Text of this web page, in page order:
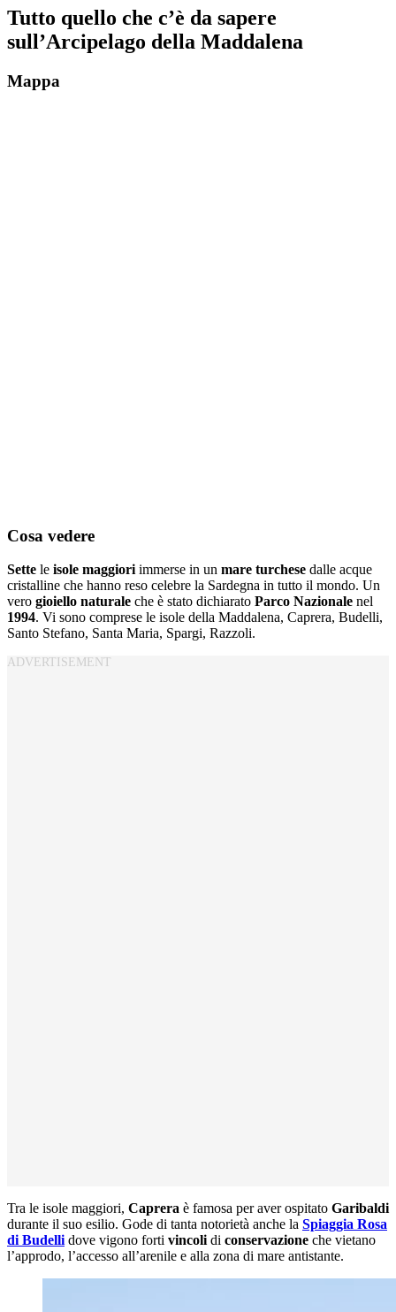
Tutto quello che c’è da sapere
sull’Arcipelago della Maddalena
Mappa
Cosa vedere
Sette le isole maggioriimmerse in un mare turchese dalle acque
cristalline che hanno reso celebre la Sardegna in tutto il mondo. Un
vero gioiello naturale che è stato dichiarato Parco Nazionale nel
1994. Vi sono comprese le isole della Maddalena, Caprera, Budelli,
Santo Stefano, Santa Maria, Spargi, Razzoli.
Tra le isole maggiori, Caprera è famosa per aver ospitato Garibaldi
durante il suo esilio. Gode di tanta notorietà anche la Spiaggia Rosa
di Budellidove vigono forti vincolidi conservazione che vietano
l’approdo, l’accesso all’arenile e alla zona di mare antistante.